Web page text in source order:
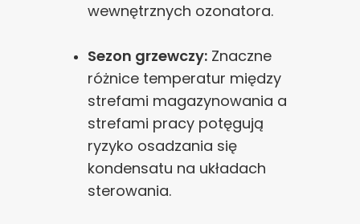
wewnętrznych ozonatora.
Sezon grzewczy: Znaczne
różnice temperatur między
strefami magazynowania a
strefami pracy potęgują
ryzyko osadzania się
kondensatu na układach
sterowania.